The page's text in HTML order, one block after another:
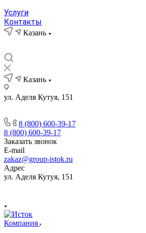
Услуги
Контакты
Казань
Казань
ул. Аделя Кутуя, 151
8 (800) 600-39-17
8 (800) 600-39-17
Заказать звонок
E-mail
zakaz@group-istok.ru
Адрес
ул. Аделя Кутуя, 151
Компания